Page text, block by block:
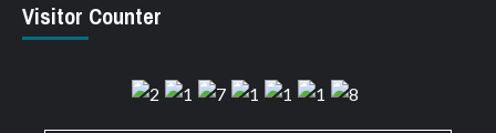
Visitor Counter